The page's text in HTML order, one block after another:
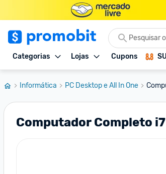
Categorias Lojas Cupons
Informática PC Desktop e All In One
Computador Completo